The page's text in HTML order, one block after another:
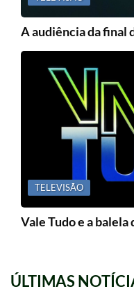
A audiência da final
TELEVISÃO
Vale Tudo e a
ÚLTIMAS